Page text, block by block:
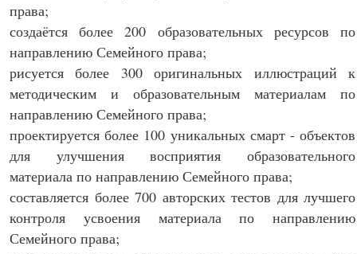
права;
создаётся более 200 образовательных ресурсов по
направлению Семейного права;
рисуется более 300 оригинальных иллюстраций к
методическим и образовательным материалам по
направлению Семейного права;
проектируется более 100 уникальных смарт - объектов
для улучшения восприятия образовательного
материала по направлению Семейного права;
составляется более 700 авторских тестов для лучшего
контроля усвоения материала по направлению
Семейного права;